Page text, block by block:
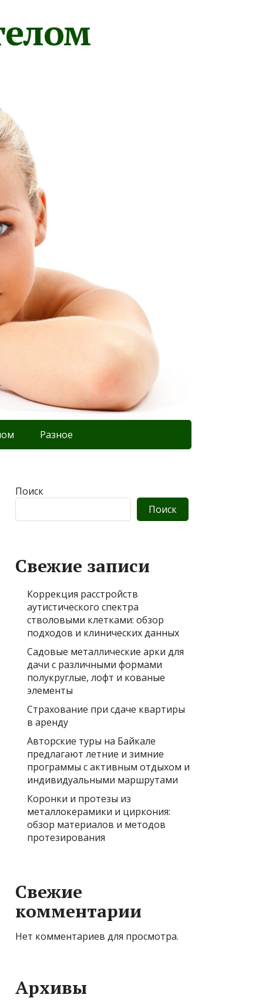
Разное
Поиск
Поиск
Свежие записи
Коррекция расстройств
аутистического спектра
стволовыми клетками: обзор
подходов и клинических данных
Садовые металлические арки для
дачи с различными формами
полукруглые, лофт и кованые
элементы
Страхование при сдаче квартиры
в аренду
Авторские туры на Байкале
предлагают летние и зимние
программы с активным отдыхом и
индивидуальными маршрутами
Коронки и протезы из
металлокерамики и циркония:
обзор материалов и методов
протезирования
Свежие
комментарии
Нет комментариев для просмотра.
Архивы